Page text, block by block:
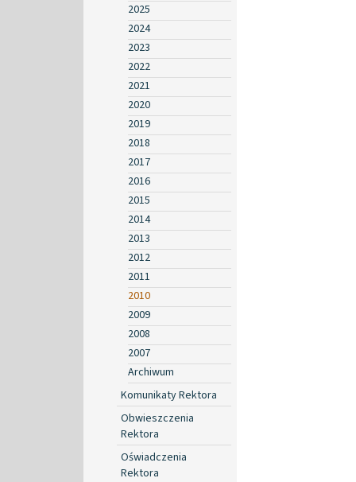
2025
2024
2023
2022
2021
2020
2019
2018
2017
2016
2015
2014
2013
2012
2011
2010
2009
2008
2007
Archiwum
Komunikaty Rektora
Obwieszczenia
Rektora
Oświadczenia
Rektora